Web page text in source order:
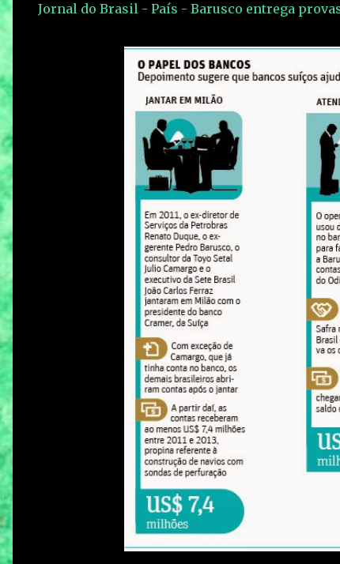
Jornal do Brasil - País - Barusco entrega